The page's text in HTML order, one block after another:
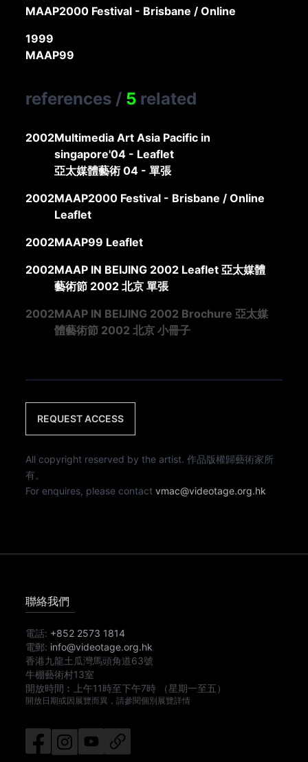
MAAP2000 Festival - Brisbane / Online
1999
MAAP99
references / 5 related
2002Multimedia Art Asia Pacific in
singapore'04 - Leaflet
亞太媒體藝術 04 - 單張
2002MAAP2000 Festival - Brisbane / Online
Leaflet
2002MAAP99 Leaflet
2002MAAP IN BEIJING 2002 Leaflet 亞太媒體
藝術節 2002 北京 單張
2002MAAP IN BEIJING 2002 Brochure 亞太媒
體藝術節 2002 北京 小冊子
REQUEST ACCESS
All copyright reserved by the artist. 作品版權歸藝術家所
有。
For enquires, please contactvmac@videotage.org.hk
聯絡我們
電話: +852 2573 1814
電郵: info@videotage.org.hk
香港九龍土瓜灣馬頭角道63號
牛棚藝術村13室
開放時間︰
上午11時至下午7時 （星期一至五）
開放日期或因展覽而異，請參閱個別展覽詳情